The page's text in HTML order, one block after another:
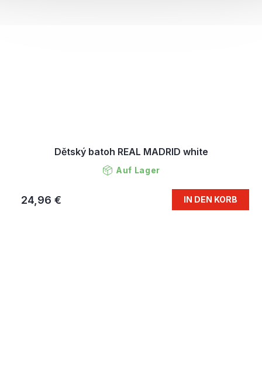
Dětský batoh REAL MADRID white
Auf Lager
24,96 € IN DEN KORB